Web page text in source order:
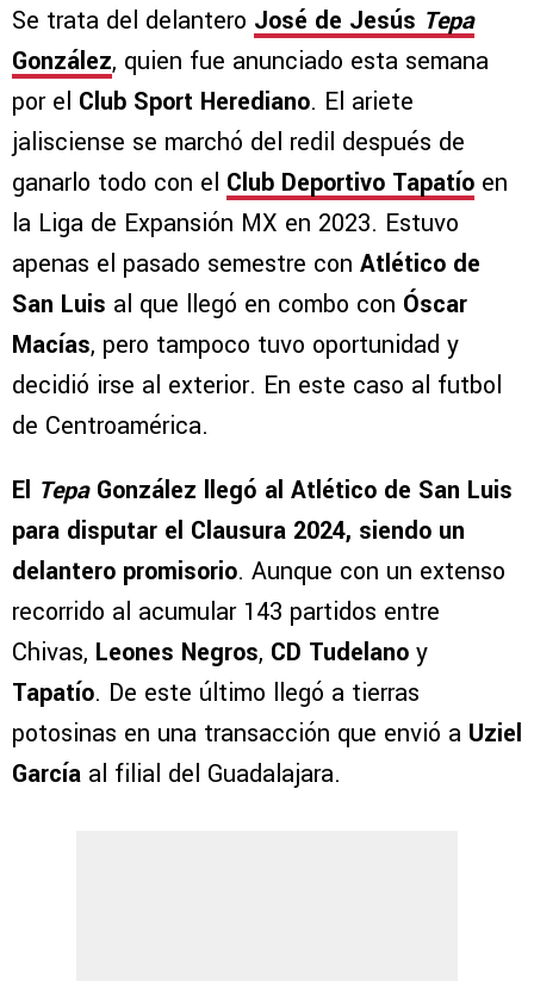
Se trata del delantero José de Jesús Tepa
González, quien fue anunciado esta semana
por el Club Sport Herediano. El ariete
jalisciense se marchó del redil después de
ganarlo todo con el Club Deportivo Tapatío en
la Liga de Expansión MX en 2023. Estuvo
apenas el pasado semestre con Atlético de
San Luis al que llegó en combo con Óscar
Macías, pero tampoco tuvo oportunidad y
decidió irse al exterior. En este caso al futbol
de Centroamérica.
El TepaGonzález llegó al Atlético de San Luis
para disputar el Clausura 2024, siendo un
delantero promisorio. Aunque con un extenso
recorrido al acumular 143 partidos entre
Chivas, Leones Negros, CD Tudelano y
Tapatío. De este último llegó a tierras
potosinas en una transacción que envió a Uziel
García al filial del Guadalajara.